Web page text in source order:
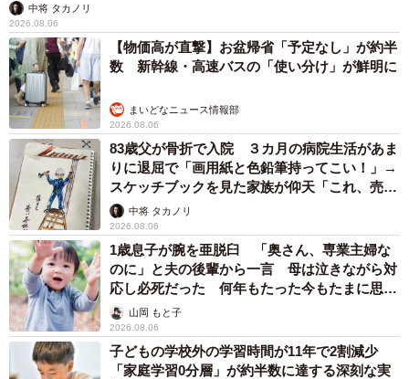
中将 タカノリ
2026.08.06
【物価高が直撃】お盆帰省「予定なし」が約半
数 新幹線・高速バスの「使い分け」が鮮明に
まいどなニュース情報部
2026.08.06
83歳父が骨折で入院 ３カ月の病院生活があま
りに退屈で「画用紙と色鉛筆持ってこい！」→
スケッチブックを見た家族が仰天「これ、売れ
ますよ…」
中将 タカノリ
2026.08.06
1歳息子が腕を亜脱臼 「奥さん、専業主婦な
のに」と夫の後輩から一言 母は泣きながら対
応し必死だった 何年もたった今もたまに思い
出し…山岡 もと子
2026.08.06
子どもの学校外の学習時間が11年で2割減少
「家庭学習0分層」が約半数に達する深刻な実